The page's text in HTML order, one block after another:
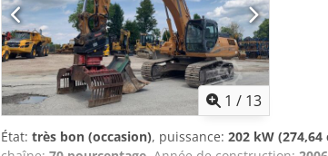
1 / 13
État: très bon (occasion), puissance: 202 kW (274,64